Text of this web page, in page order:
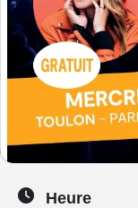
Heure